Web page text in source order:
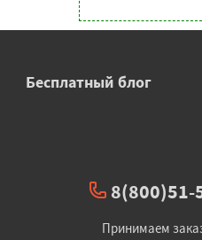
Бесплатный блог
8(800)51-
Принимаем